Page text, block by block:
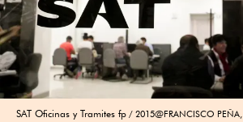
SAT Oficinas y Tramites fp
2015@FRANCISCO